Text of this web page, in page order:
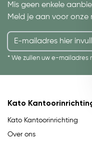
Mis geen enkele
Meld je aan voor onze
* We zullen uw e-mailadres
Kato
Kato Kantoorinrichting
Over ons